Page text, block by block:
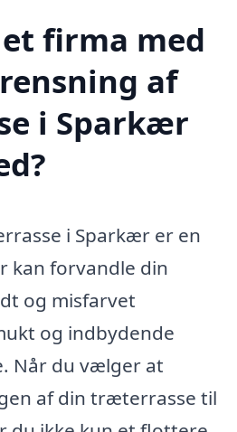
firma med
af
i Sparkær
i Sparkær er en
kan forvandle din
og misfarvet
og indbydende
Når du vælger at
af din træterrasse til